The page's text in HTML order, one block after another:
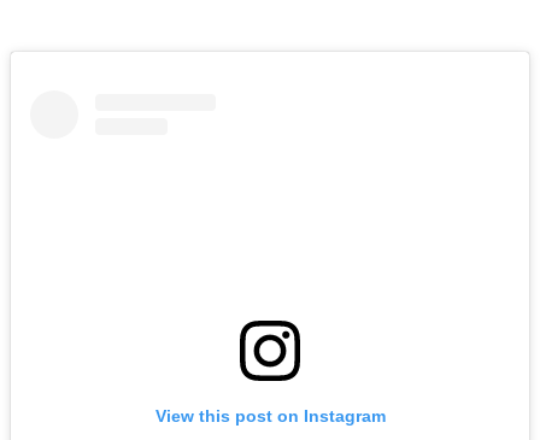
View this post on Instagram